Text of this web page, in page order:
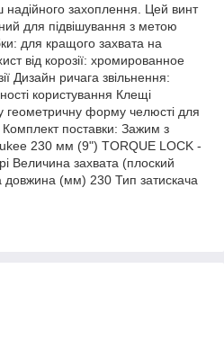
захоплення. Цей винт
для підвішування з метою
для кращого захвата на
від корозії: хромированное
Дизайн ричага звільнення:
користування Клещі
форму челюсті для
поставки: Зажим з
230 мм (9") TORQUE LOCK -
Величина захвата (плоский
(мм) 230 Тип затискача